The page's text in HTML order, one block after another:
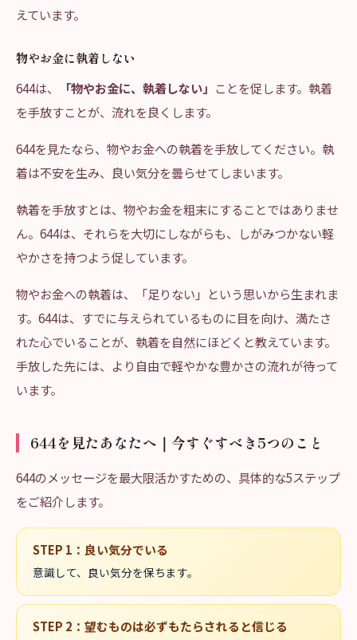
えています。
物やお金に執着しない
644は、
「物やお金に、執着しない」 ことを促します。執着
を手放すことが、流れを良くします。
644を見たなら、物やお金への執着を手放してください。執
着は不安を生み、良い気分を曇らせてしまいます。
執着を手放すとは、物やお金を粗末にすることではありませ
ん。644は、それらを大切にしながらも、しがみつかない軽
やかさを持つよう促しています。
物やお金への執着は、「足りない」という思いから生まれま
す。644は、すでに与えられているものに目を向け、満たさ
れた心でいることが、執着を自然にほどくと教えています。
手放した先には、より自由で軽やかな豊かさの流れが待って
います。
644を見たあなたへ｜今すぐすべき5つのこと
644のメッセージを最大限活かすための、具体的な5ステップ
をご紹介します。
STEP 1 ： 良い気分でいる
意識して、良い気分を保ちます。
STEP 2 ： 望むものは必ずもたらされると信じる